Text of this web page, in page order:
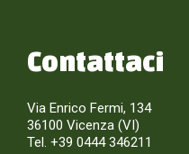
Contattaci
Via Enrico Fermi, 134
36100 Vicenza (VI)
Tel. +39 0444 346211